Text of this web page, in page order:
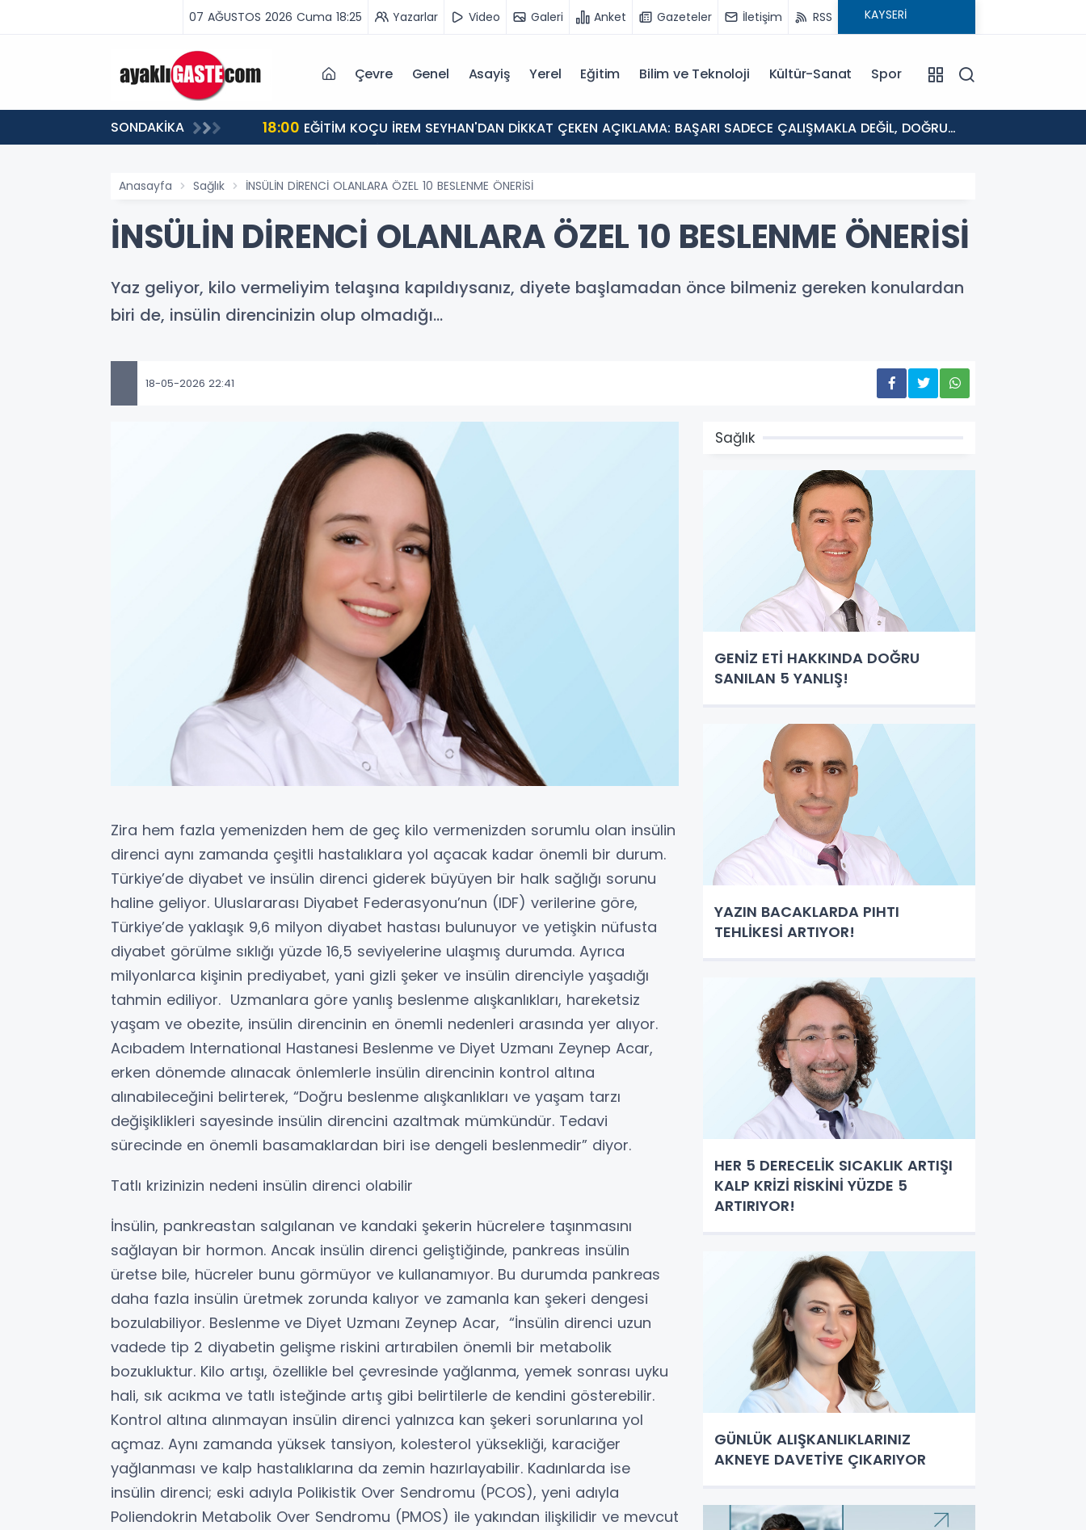
07 AĞUSTOS 2026 Cuma 18:25 Yazarlar Video Galeri Anket Gazeteler İletişim RSS
Çevre Genel Asayiş Yerel Eğitim Bilim ve Teknoloji Kültür-Sanat Spor
SONDAKİKA 18:00
YÖNLENMEKLE GELİYOR!
Anasayfa Sağlık İNSÜLİN DİRENCİ OLANLARA ÖZEL 10 BESLENME ÖNERİSİ
İNSÜLİN DİRENCİ OLANLARA ÖZEL 10 BESLENME ÖNERİSİ
Yaz geliyor, kilo vermeliyim telaşına kapıldıysanız, diyete başlamadan önce bilmeniz gereken konulardan
biri de, insülin direncinizin olup olmadığı…
18-05-2026 22:41
Zira hem fazla yemenizden hem de geç kilo vermenizden sorumlu olan insülin
direnci aynı zamanda çeşitli hastalıklara yol açacak kadar önemli bir durum.
Türkiye’de diyabet ve insülin direnci giderek büyüyen bir halk sağlığı sorunu
haline geliyor. Uluslararası Diyabet Federasyonu’nun (IDF) verilerine göre,
Türkiye’de yaklaşık 9,6 milyon diyabet hastası bulunuyor ve yetişkin nüfusta
diyabet görülme sıklığı yüzde 16,5 seviyelerine ulaşmış durumda. Ayrıca
milyonlarca kişinin prediyabet, yani gizli şeker ve insülin direnciyle yaşadığı
tahmin ediliyor. Uzmanlara göre yanlış beslenme alışkanlıkları, hareketsiz
yaşam ve obezite, insülin direncinin en önemli nedenleri arasında yer alıyor.
Acıbadem International Hastanesi Beslenme ve Diyet Uzmanı Zeynep Acar,
erken dönemde alınacak önlemlerle insülin direncinin kontrol altına
alınabileceğini belirterek, “Doğru beslenme alışkanlıkları ve yaşam tarzı
değişiklikleri sayesinde insülin direncini azaltmak mümkündür. Tedavi
sürecinde en önemli basamaklardan biri ise dengeli beslenmedir” diyor.
Tatlı krizinizin nedeni insülin direnci olabilir
İnsülin, pankreastan salgılanan ve kandaki şekerin hücrelere taşınmasını
sağlayan bir hormon. Ancak insülin direnci geliştiğinde, pankreas insülin
üretse bile, hücreler bunu görmüyor ve kullanamıyor. Bu durumda pankreas
daha fazla insülin üretmek zorunda kalıyor ve zamanla kan şekeri dengesi
bozulabiliyor. Beslenme ve Diyet Uzmanı Zeynep Acar, “İnsülin direnci uzun
vadede tip 2 diyabetin gelişme riskini artırabilen önemli bir metabolik
bozukluktur. Kilo artışı, özellikle bel çevresinde yağlanma, yemek sonrası uyku
hali, sık acıkma ve tatlı isteğinde artış gibi belirtilerle de kendini gösterebilir.
Kontrol altına alınmayan insülin direnci yalnızca kan şekeri sorunlarına yol
açmaz. Aynı zamanda yüksek tansiyon, kolesterol yüksekliği, karaciğer
yağlanması ve kalp hastalıklarına da zemin hazırlayabilir. Kadınlarda ise
insülin direnci; eski adıyla Polikistik Over Sendromu (PCOS), yeni adıyla
Poliendokrin Metabolik Over Sendromu (PMOS) ile yakından ilişkilidir ve mevcut
Sağlık
GENİZ ETİ HAKKINDA DOĞRU
SANILAN 5 YANLIŞ!
YAZIN BACAKLARDA PIHTI
TEHLİKESİ ARTIYOR!
HER 5 DERECELİK SICAKLIK ARTIŞI
KALP KRİZİ RİSKİNİ YÜZDE 5
ARTIRIYOR!
GÜNLÜK ALIŞKANLIKLARINIZ
AKNEYE DAVETİYE ÇIKARIYOR